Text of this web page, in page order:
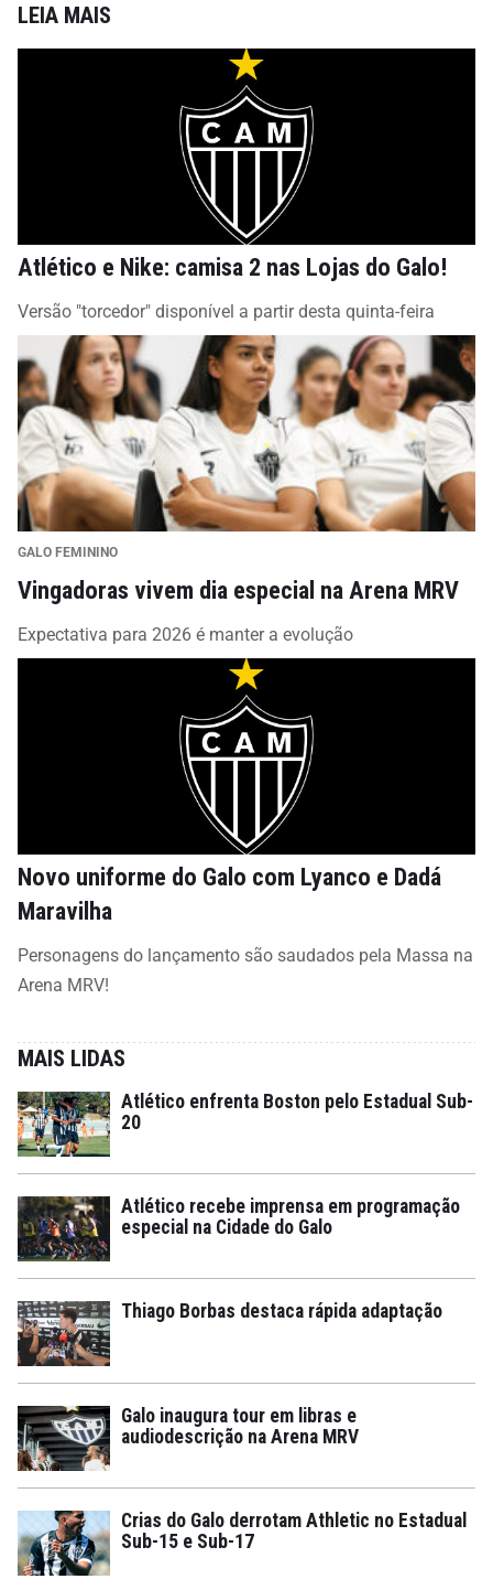
LEIA MAIS
Atlético e Nike: camisa 2 nas Lojas do Galo!
Versão "torcedor" disponível a partir desta quinta-feira
GALO FEMININO
Vingadoras vivem dia especial na Arena MRV
Expectativa para 2026 é manter a evolução
Novo uniforme do Galo com Lyanco e Dadá
Maravilha
Personagens do lançamento são saudados pela Massa na
Arena MRV!
MAIS LIDAS
Atlético enfrenta Boston pelo Estadual Sub-
20
Atlético recebe imprensa em programação
especial na Cidade do Galo
Thiago Borbas destaca rápida adaptação
Galo inaugura tour em libras e
audiodescrição na Arena MRV
Crias do Galo derrotam Athletic no Estadual
Sub-15 e Sub-17